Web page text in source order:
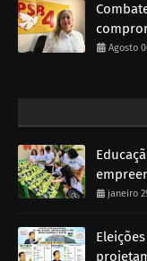
Agosto
janeiro